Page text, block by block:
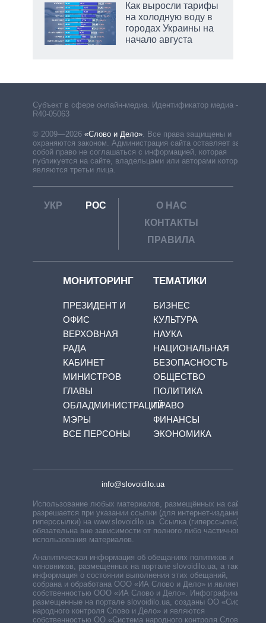
Как выросли тарифы
на холодную воду в
городах Украины на
начало августа
Субъект в сфере онлайн-медиа. Идентификатор медиа –
R40-05063
© 2009—2026 «Слово и Дело». Все права защищены и
охраняются законом. Администрация сайта оставляет за
собой право не соглашаться с информацией, которая
публикуется на сайте, владельцами или авторами которой
являются третьи лица.
УКР РОС
О НАС
КОНТАКТЫ
ПРАВИЛА
МОНИТОРИНГ
ПРЕЗИДЕНТ И
ОФИС
ВЕРХОВНАЯ
РАДА
КАБИНЕТ
МИНИСТРОВ
ГЛАВЫ
ОБЛАДМИНИСТРАЦИЙ
МЭРЫ
ВСЕ ПЕРСОНЫ
ТЕМАТИКИ
БИЗНЕС
КУЛЬТУРА
НАУКА
НАЦИОНАЛЬНАЯ
БЕЗОПАСНОСТЬ
ОБЩЕСТВО
ПОЛИТИКА
ПРАВО
ФИНАНСЫ
ЭКОНОМИКА
info@slovoidilo.ua
Использование любых материалов, размещённых на сайте,
разрешается при указании ссылки (для интернет-изданий —
гиперссылки) на www.slovoidilo.ua. Ссылка (гиперссылка)
обязательна вне зависимости от полного либо частичного
использования материалов.
Аналитическая информация об обещаниях политиков и
чиновников, размещенных на портале slovoidilo.ua, а также
информация о состоянии выполнения этих обещаний,
собрана и обработана ООО «ИА Слово и Дело» и является
собственностью ООО «ИА Слово и Дело». Инфографики,
размещенные на портале slovoidilo.ua, созданы ОО «Система
народного контроля Слово и Дело» и являются
собственностью ОО «Система народного контроля Слово и